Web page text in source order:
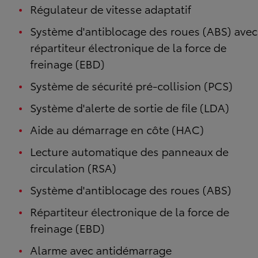
Régulateur de vitesse adaptatif
Système d'antiblocage des roues (ABS) avec
répartiteur électronique de la force de
freinage (EBD)
Système de sécurité pré-collision (PCS)
Système d'alerte de sortie de file (LDA)
Aide au démarrage en côte (HAC)
Lecture automatique des panneaux de
circulation (RSA)
Système d'antiblocage des roues (ABS)
Répartiteur électronique de la force de
freinage (EBD)
Alarme avec antidémarrage